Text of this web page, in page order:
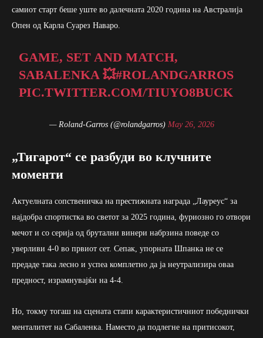
самиот старт беше уште во далечната 2020 година на Австралија
Опен од Карла Суарез Наваро.
GAME, SET AND MATCH,
SABALENKA 💥#ROLANDGARROS
PIC.TWITTER.COM/TIUYO8BUCK
— Roland-Garros (@rolandgarros) May 26, 2026
„Тигарот“ се разбуди во клучните
моменти
Актуелната сопственичка на престижната награда „Лауреус“ за
најдобра спортистка во светот за 2025 година, фуриозно го отвори
мечот и со серија од брутални винери набрзина поведе со
уверливи 4-0 во првиот сет. Сепак, упорната Шпанка не се
предаде така лесно и успеа комплетно да ја неутрализира оваа
предност, израмнувајќи на 4-4.
Но, токму тогаш на сцената стапи карактеристичниот победнички
менталитет на Сабаленка. Наместо да подлегне на притисокот,